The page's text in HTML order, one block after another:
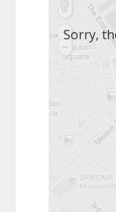
Sorry,